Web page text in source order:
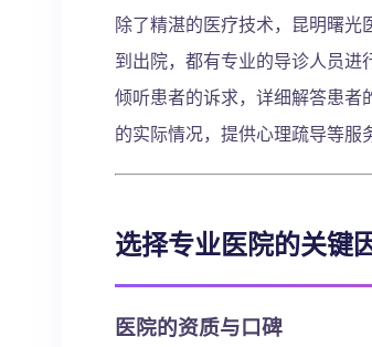
除了精湛的医疗技术，昆明曙
到出院，都有专业的导诊人员
倾听患者的诉求，详细解答患
的实际情况，提供心理疏导等服
选择专业医院的关键
医院的资质与口碑